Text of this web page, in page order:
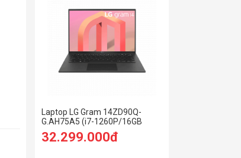
Laptop LG Gram 14ZD90Q-
G.AH75A5 (i7-1260P/16GB
RAM/512GB SSD/14.0 inch
WUXGA/Win11/Đen) (2022)
32.299.000đ